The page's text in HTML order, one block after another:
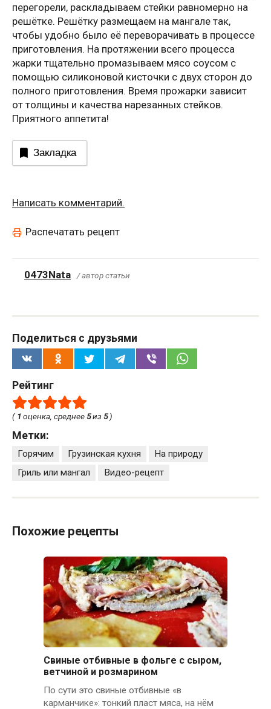
перегорели, раскладываем стейки равномерно на
решётке. Решётку размещаем на мангале так,
чтобы удобно было её переворачивать в процессе
приготовления. На протяжении всего процесса
жарки тщательно промазываем мясо соусом с
помощью силиконовой кисточки с двух сторон до
полного приготовления. Время прожарки зависит
от толщины и качества нарезанных стейков.
Приятного аппетита!
Закладка
Написать комментарий.
Распечатать рецепт
0473Nata / автор статьи
Поделиться с друзьями
Рейтинг
( 1оценка, среднее5из 5)
Метки:
Горячим Грузинская кухня
На природу
Гриль или мангал
Видео-рецепт
Похожие рецепты
Свиные отбивные в фольге с сыром,
ветчиной и розмарином
По сути это свиные отбивные «в
карманчике»: тонкий пласт мяса, на нём